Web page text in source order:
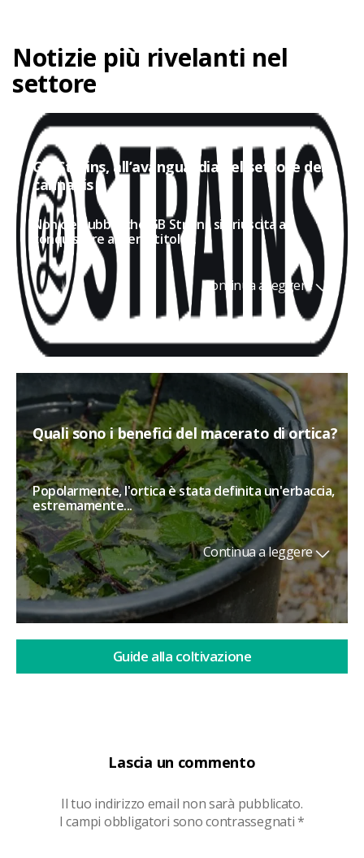
Lascia un commento
Il tuo indirizzo email non sarà pubblicato.
I campi obbligatori sono contrassegnati*
Notizie più rivelanti nel
settore
GB Strains, all’avanguardia nel settore della
cannabis
Non c'è dubbio che GB Strains sia riuscita a
conquistare a pieno titolo...
Continua a leggere
Quali sono i benefici del macerato di ortica?
Popolarmente, l'ortica è stata definita un'erbaccia,
estremamente...
Continua a leggere
Guide alla coltivazione